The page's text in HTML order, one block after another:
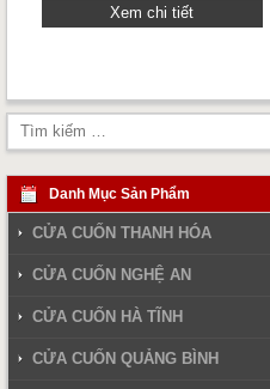
Xem chi tiết
Danh Mục Sản Phẩm
CỬA CUỐN THANH HÓA
CỬA CUỐN NGHỆ AN
CỬA CUỐN HÀ TĨNH
CỬA CUỐN QUẢNG BÌNH